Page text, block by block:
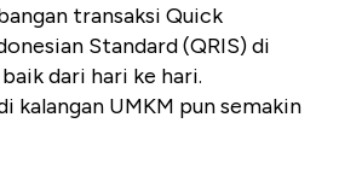
transaksi Quick
Standard (QRIS) di
dari hari ke hari.
kalangan UMKM pun semakin